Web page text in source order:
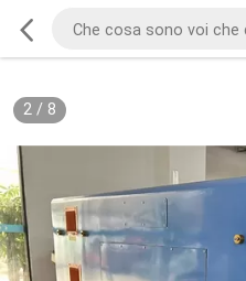
2/ 8